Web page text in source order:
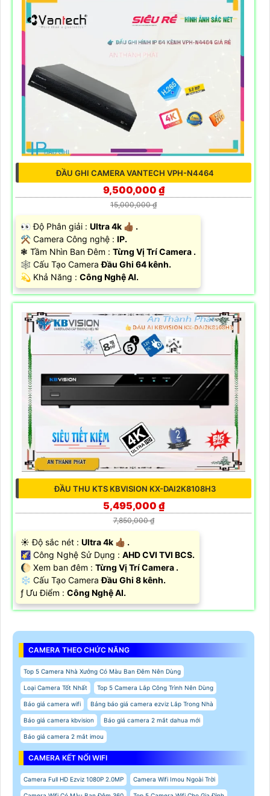
ĐẦU GHI CAMERA VANTECH VPH-N4464
9,500,000 ₫
15,000,000 ₫
️👀 Độ Phân giải : Ultra 4k 👍🏾 .
⚒ Camera Công nghệ : IP.
❃ Tầm Nhìn Ban Đêm : Từng Vị Trí Camera .
🕸️ Cấu Tạo CameraĐầu Ghi 64 kênh.
️💫 Khả Năng : Công Nghệ AI.
ĐẦU THU KTS KBVISION KX-DAI2K8108H3
5,495,000 ₫
7,850,000 ₫
☀️ Độ sắc nét : Ultra 4k 👍🏾 .
🌠 Công Nghệ Sử Dụng : AHD CVI TVI BCS.
🌔 Xem ban đêm : Từng Vị Trí Camera .
❄ Cấu Tạo CameraĐầu Ghi 8 kênh.
️ƒ Ưu Điểm : Công Nghệ AI.
CAMERA THEO CHỨC NĂNG
Top 5 Camera Nhà Xưởng Có Màu Ban Đêm Nên Dùng
Loại Camera Tốt Nhất Top 5 Camera Lắp Công Trình Nên Dùng
Báo giá camera wifi Bảng báo giá camera ezviz Lắp Trong Nhà
Báo giá camera kbvision Báo giá camera 2 mắt dahua mới
Báo giá camera 2 mắt imou
CAMERA KẾT NỐI WIFI
Camera Full HD Ezviz 1080P 2.0MP Camera Wifi Imou Ngoài Trời